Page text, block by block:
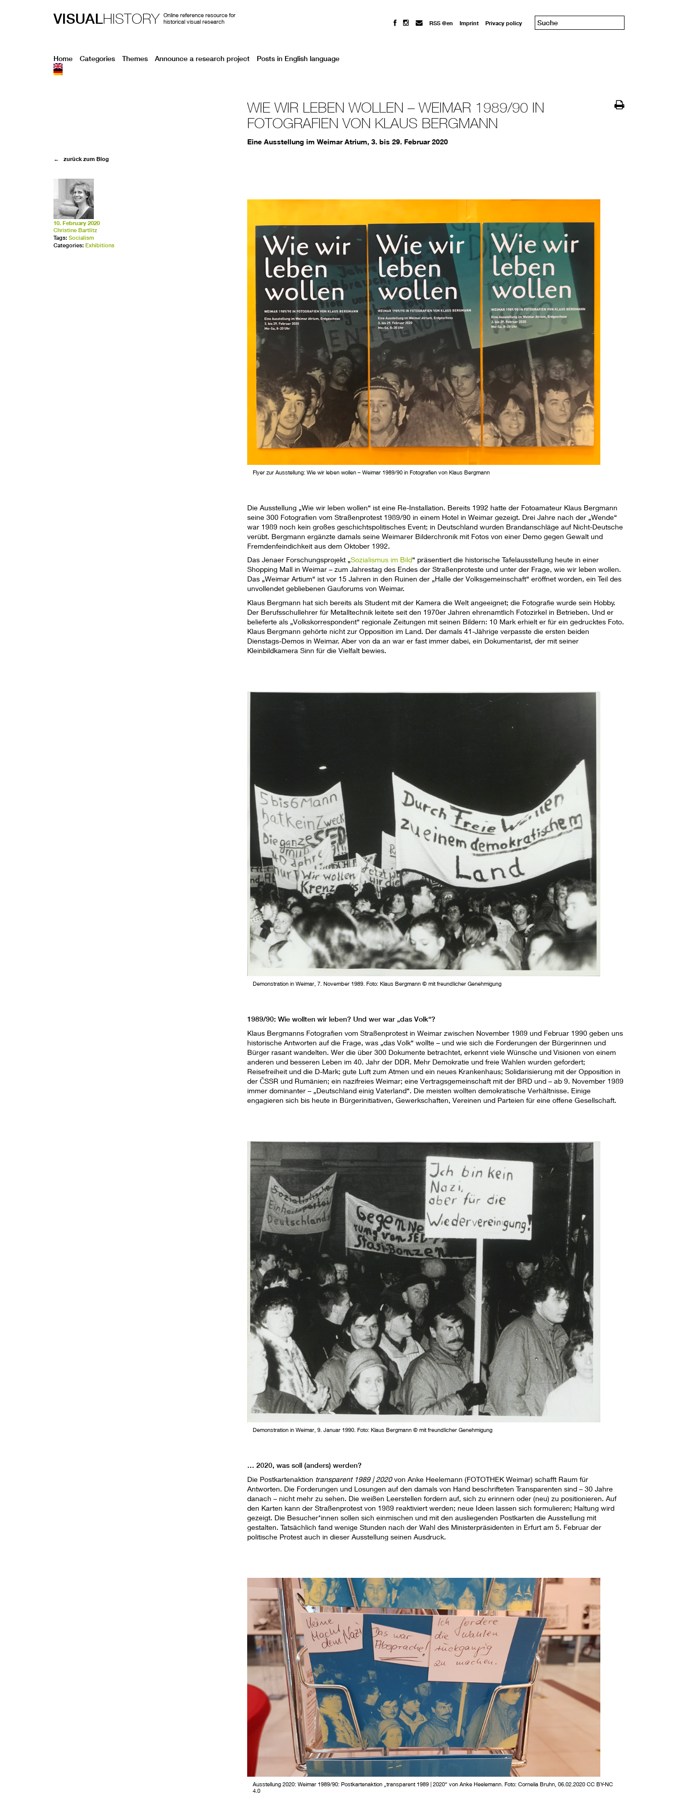
VISUALHISTORY
Online reference resource for
historical visual research
RSS @en Imprint Privacy policy
Home Categories Themes Announce a research project Posts in English language
WIE WIR LEBEN WOLLEN – WEIMAR 1989/90 IN
FOTOGRAFIEN VON KLAUS BERGMANN
Eine Ausstellung im Weimar Atrium, 3. bis 29. Februar 2020
Flyer zur Ausstellung: Wie wir leben wollen – Weimar 1989/90 in Fotografien von Klaus Bergmann
Die Ausstellung „Wie wir leben wollen“ ist eine Re-Installation. Bereits 1992 hatte der Fotoamateur Klaus Bergmann
seine 300 Fotografien vom Straßenprotest 1989/90 in einem Hotel in Weimar gezeigt. Drei Jahre nach der „Wende“
war 1989 noch kein großes geschichtspolitisches Event; in Deutschland wurden Brandanschläge auf Nicht-Deutsche
verübt. Bergmann ergänzte damals seine Weimarer Bilderchronik mit Fotos von einer Demo gegen Gewalt und
Fremdenfeindichkeit aus dem Oktober 1992.
Das Jenaer Forschungsprojekt „Sozialismus im Bild“ präsentiert die historische Tafelausstellung heute in einer
Shopping Mall in Weimar – zum Jahrestag des Endes der Straßenproteste und unter der Frage, wie wir leben wollen.
Das „Weimar Artium“ ist vor 15 Jahren in den Ruinen der „Halle der Volksgemeinschaft“ eröffnet worden, ein Teil des
unvollendet gebliebenen Gauforums von Weimar.
Klaus Bergmann hat sich bereits als Student mit der Kamera die Welt angeeignet; die Fotografie wurde sein Hobby.
Der Berufsschullehrer für Metalltechnik leitete seit den 1970er Jahren ehrenamtlich Fotozirkel in Betrieben. Und er
belieferte als „Volkskorrespondent“ regionale Zeitungen mit seinen Bildern: 10 Mark erhielt er für ein gedrucktes Foto.
Klaus Bergmann gehörte nicht zur Opposition im Land. Der damals 41-Jährige verpasste die ersten beiden
Dienstags-Demos in Weimar. Aber von da an war er fast immer dabei, ein Dokumentarist, der mit seiner
Kleinbildkamera Sinn für die Vielfalt bewies.
Demonstration in Weimar, 7. November 1989. Foto: Klaus Bergmann © mit freundlicher Genehmigung
1989/90: Wie wollten wir leben? Und wer war „das Volk“?
Klaus Bergmanns Fotografien vom Straßenprotest in Weimar zwischen November 1989 und Februar 1990 geben uns
historische Antworten auf die Frage, was „das Volk“ wollte – und wie sich die Forderungen der Bürgerinnen und
Bürger rasant wandelten. Wer die über 300 Dokumente betrachtet, erkennt viele Wünsche und Visionen von einem
anderen und besseren Leben im 40. Jahr der DDR. Mehr Demokratie und freie Wahlen wurden gefordert;
Reisefreiheit und die D-Mark; gute Luft zum Atmen und ein neues Krankenhaus; Solidarisierung mit der Opposition in
derČSSR und Rumänien; ein nazifreies Weimar; eine Vertragsgemeinschaft mit der BRD und – ab 9. November 1989
immer dominanter – „Deutschland einig Vaterland“. Die meisten wollten demokratische Verhältnisse. Einige
engagieren sich bis heute in Bürgerinitiativen, Gewerkschaften, Vereinen und Parteien für eine offene Gesellschaft.
Demonstration in Weimar, 9. Januar 1990. Foto: Klaus Bergmann © mit freundlicher Genehmigung
… 2020, was soll (anders) werden?
Die Postkartenaktion transparent 1989 | 2020von Anke Heelemann (FOTOTHEK Weimar) schafft Raum für
Antworten. Die Forderungen und Losungen auf den damals von Hand beschrifteten Transparenten sind – 30 Jahre
danach – nicht mehr zu sehen. Die weißen Leerstellen fordern auf, sich zu erinnern oder (neu) zu positionieren. Auf
den Karten kann der Straßenprotest von 1989 reaktiviert werden; neue Ideen lassen sich formulieren; Haltung wird
gezeigt. Die Besucher*innen sollen sich einmischen und mit den ausliegenden Postkarten die Ausstellung mit
gestalten. Tatsächlich fand wenige Stunden nach der Wahl des Ministerpräsidenten in Erfurt am 5. Februar der
politische Protest auch in dieser Ausstellung seinen Ausdruck.
Ausstellung 2020: Weimar 1989/90: Postkartenaktion „transparent 1989 | 2020“ von Anke Heelemann. Foto: Cornelia Bruhn, 06.02.2020 CC BY-NC
4.0
← zurück zum Blog
10. February 2020
Christine Bartlitz
Tags: Socialism
Categories: Exhibitions